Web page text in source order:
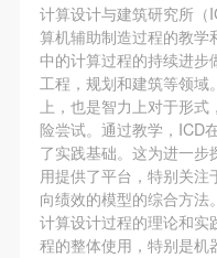
计算设计与建筑研究所（
算机辅助制造过程的教学
中的计算过程的持续进步
工程，规划和建筑等领
上，也是智力上对于形
险尝试。通过教学，ICD
了实践基础。这为进一步
用提供了平台，特别关
向绩效的模型的综合方
计算设计过程的理论和实
程的整体使用，特别是机